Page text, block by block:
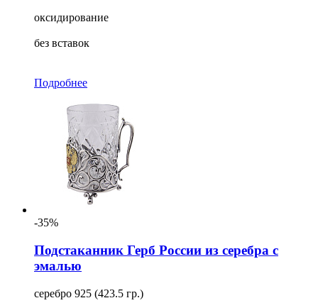
оксидирование
без вставок
Подробнее
-35%
Подстаканник Герб России из серебра с
эмалью
серебро 925 (423.5 гр.)